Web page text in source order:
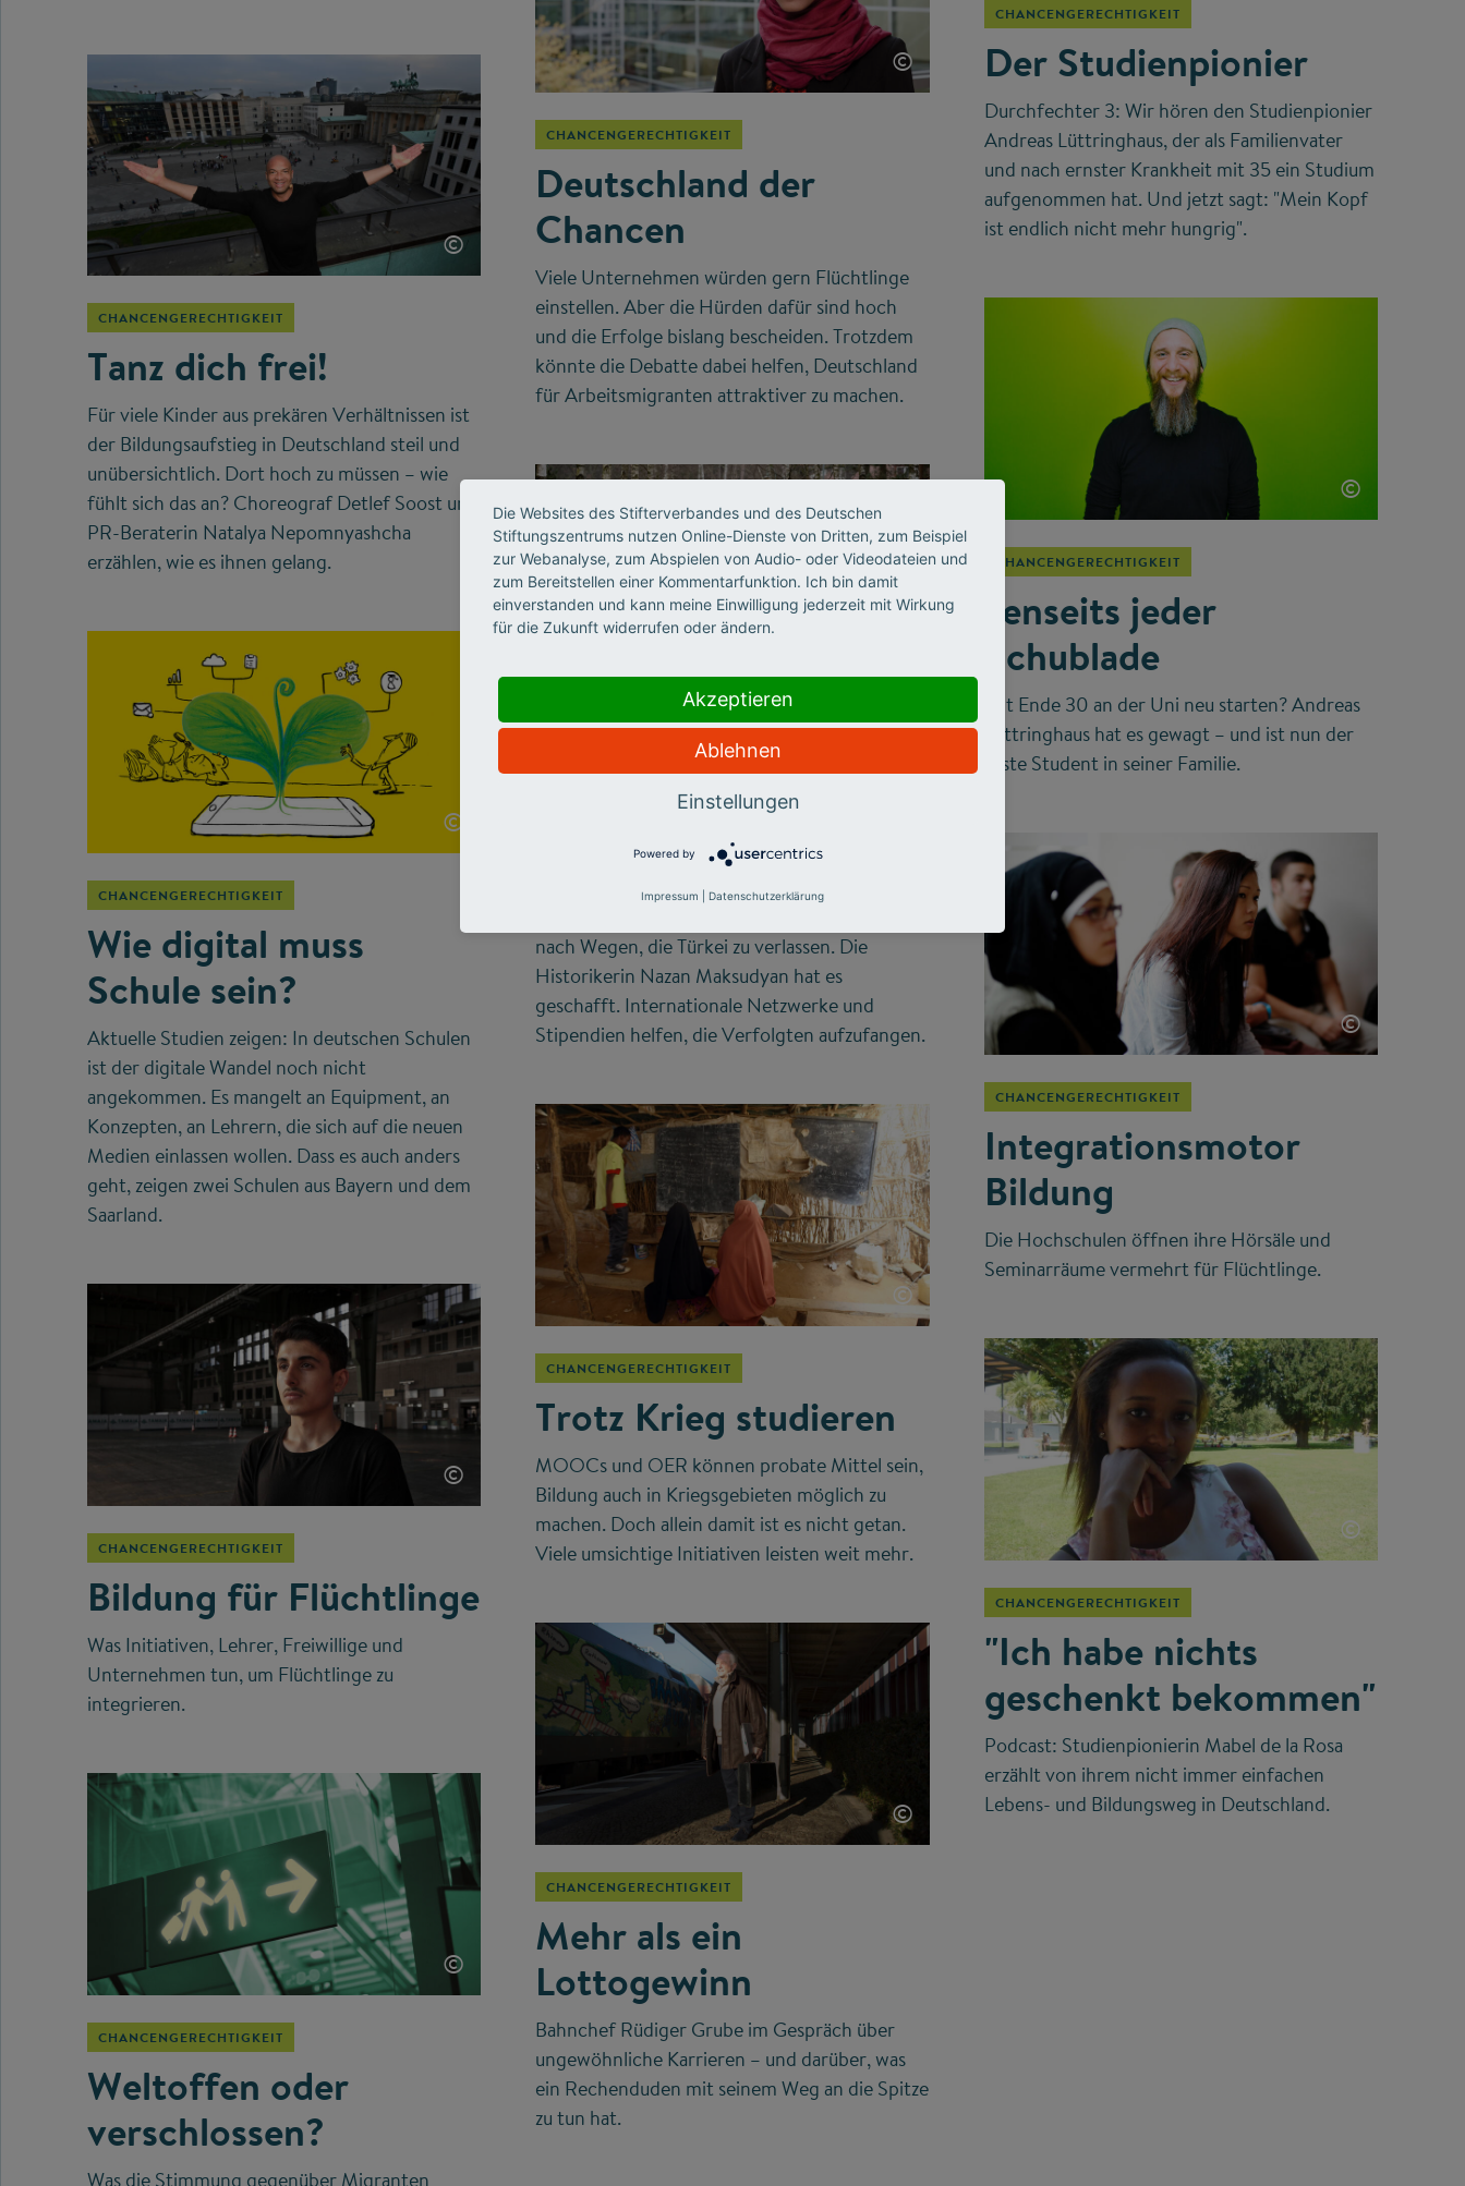
©
CHANCENGERECHTIGKEIT
Tanz dich frei!
Für viele Kinder aus prekären Verhältnissen ist
der Bildungsaufstieg in Deutschland steil und
unübersichtlich. Dort hoch zu müssen – wie
fühlt sich das an? Choreograf Detlef Soost und
PR-Beraterin Natalya Nepomnyashcha
erzählen, wie es ihnen gelang.
©
CHANCENGERECHTIGKEIT
Deutschland der
Chancen
Viele Unternehmen würden gern Flüchtlinge
einstellen. Aber die Hürden dafür sind hoch
und die Erfolge bislang bescheiden. Trotzdem
könnte die Debatte dabei helfen, Deutschland
für Arbeitsmigranten attraktiver zu machen.
CHANCENGERECHTIGKEIT
Der Studienpionier
Durchfechter 3: Wir hören den Studienpionier
Andreas Lüttringhaus, der als Familienvater
und nach ernster Krankheit mit 35 ein Studium
aufgenommen hat. Und jetzt sagt: "Mein Kopf
ist endlich nicht mehr hungrig".
©
CHANCENGERECHTIGKEIT
Wie digital muss
Schule sein?
Aktuelle Studien zeigen: In deutschen Schulen
ist der digitale Wandel noch nicht
angekommen. Es mangelt an Equipment, an
Konzepten, an Lehrern, die sich auf die neuen
Medien einlassen wollen. Dass es auch anders
geht, zeigen zwei Schulen aus Bayern und dem
Saarland.
CHANCENGERECHTIGKEIT
Türkei - Wenn
Forscher zu
Flüchtlingen werden
nach Wegen, die Türkei zu verlassen. Die
Historikerin Nazan Maksudyan hat es
geschafft. Internationale Netzwerke und
Stipendien helfen, die Verfolgten aufzufangen.
©
CHANCENGERECHTIGKEIT
Jenseits jeder
Schublade
Mit Ende 30 an der Uni neu starten? Andreas
Lüttringhaus hat es gewagt – und ist nun der
erste Student in seiner Familie.
©
CHANCENGERECHTIGKEIT
Bildung für Flüchtlinge
Was Initiativen, Lehrer, Freiwillige und
Unternehmen tun, um Flüchtlinge zu
integrieren.
©
CHANCENGERECHTIGKEIT
Trotz Krieg studieren
MOOCs und OER können probate Mittel sein,
Bildung auch in Kriegsgebieten möglich zu
machen. Doch allein damit ist es nicht getan.
Viele umsichtige Initiativen leisten weit mehr.
©
CHANCENGERECHTIGKEIT
Integrationsmotor
Bildung
Die Hochschulen öffnen ihre Hörsäle und
Seminarräume vermehrt für Flüchtlinge.
©
CHANCENGERECHTIGKEIT
Weltoffen oder
verschlossen?
Was die Stimmung gegenüber Migranten
©
CHANCENGERECHTIGKEIT
Mehr als ein
Lottogewinn
Bahnchef Rüdiger Grube im Gespräch über
ungewöhnliche Karrieren – und darüber, was
ein Rechenduden mit seinem Weg an die Spitze
zu tun hat.
©
CHANCENGERECHTIGKEIT
"Ich habe nichts
geschenkt bekommen"
Podcast: Studienpionierin Mabel de la Rosa
erzählt von ihrem nicht immer einfachen
Lebens- und Bildungsweg in Deutschland.
Die Websites des Stifterverbandes und des Deutschen
Stiftungszentrums nutzen Online-Dienste von Dritten, zum Beispiel
zur Webanalyse, zum Abspielen von Audio- oder Videodateien und
zum Bereitstellen einer Kommentarfunktion. Ich bin damit
einverstanden und kann meine Einwilligung jederzeit mit Wirkung
für die Zukunft widerrufen oder ändern.
Akzeptieren
Ablehnen
Einstellungen
Powered by
Impressum Datenschutzerklärung